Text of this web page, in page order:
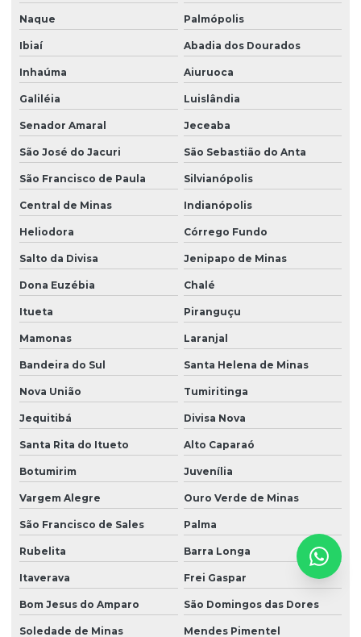
Naque Palmópolis
Ibiaí Abadia dos Dourados
Inhaúma Aiuruoca
Galiléia Luislândia
Senador Amaral Jeceaba
São José do Jacuri São Sebastião do Anta
São Francisco de Paula Silvianópolis
Central de Minas Indianópolis
Heliodora Córrego Fundo
Salto da Divisa Jenipapo de Minas
Dona Euzébia Chalé
Itueta Piranguçu
Mamonas Laranjal
Bandeira do Sul Santa Helena de Minas
Nova União Tumiritinga
Jequitibá Divisa Nova
Santa Rita do Itueto Alto Caparaó
Botumirim Juvenília
Vargem Alegre Ouro Verde de Minas
São Francisco de Sales Palma
Rubelita Barra Longa
Itaverava Frei Gaspar
Bom Jesus do Amparo São Domingos das Dores
Soledade de Minas Mendes Pimentel